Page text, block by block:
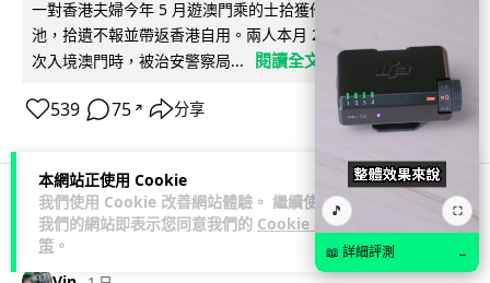
本網站正使用 Cookie
我們使用 Cookie 改善網站體驗。 繼續使用
我們的網站即表示您同意我們的 Cookie 政
策 。
一對香港夫婦今年 5 月遊澳門乘的士拾獲他人遺留相機及電
池，拾遺不報並帶返香港自用。兩人本月 2 日經港珠澳大橋再
次入境澳門時，被治安警察局...
閱讀全文
539 75 ↗ 分享
3C科技 家居無線
🎵 ⛶
📖 詳細評測 →